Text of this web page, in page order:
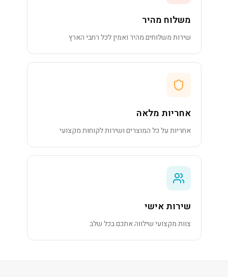
משלוח מהיר
שירות משלוחים מהיר ואמין לכל רחבי הארץ
אחריות מלאה
אחריות על כל המוצרים ושירות לקוחות מקצועי
שירות אישי
צוות מקצועי שילווה אתכם בכל שלב